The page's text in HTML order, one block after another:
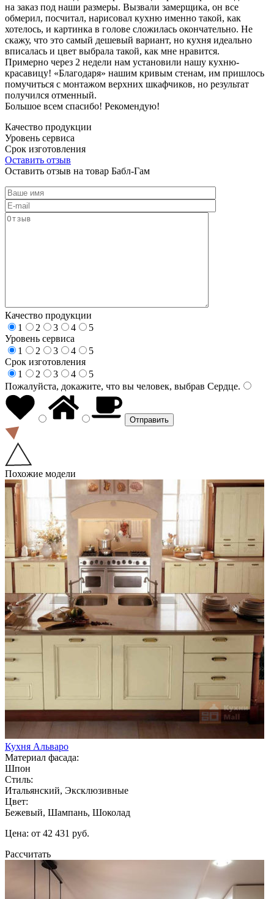
на заказ под наши размеры. Вызвали замерщика, он все
обмерил, посчитал, нарисовал кухню именно такой, как
хотелось, и картинка в голове сложилась окончательно. Не
скажу, что это самый дешевый вариант, но кухня идеально
вписалась и цвет выбрала такой, как мне нравится.
Примерно через 2 недели нам установили нашу кухню-
красавицу! «Благодаря» нашим кривым стенам, им пришлось
помучиться с монтажом верхних шкафчиков, но результат
получился отменный.
Большое всем спасибо! Рекомендую!
Качество продукции
Уровень сервиса
Срок изготовления
Оставить отзыв
Оставить отзыв на товар Бабл-Гам
Качество продукции
1
2 3 4
5
Уровень сервиса
1
2 3 4
5
Срок изготовления
1
2 3 4
5
Пожалуйста, докажите, что вы человек, выбрав Сердце.
Похожие модели
Кухня Альваро
Материал фасада:
Шпон
Стиль:
Итальянский, Эксклюзивные
Цвет:
Бежевый, Шампань, Шоколад
Цена: от 42 431 руб.
Рассчитать